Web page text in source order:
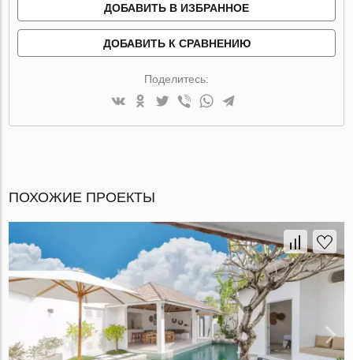
ДОБАВИТЬ В ИЗБРАННОЕ
ДОБАВИТЬ К СРАВНЕНИЮ
Поделитесь:
ПОХОЖИЕ ПРОЕКТЫ